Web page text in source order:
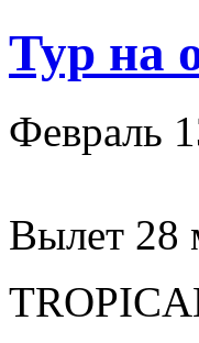
Тур на
Февраль
Вылет 28